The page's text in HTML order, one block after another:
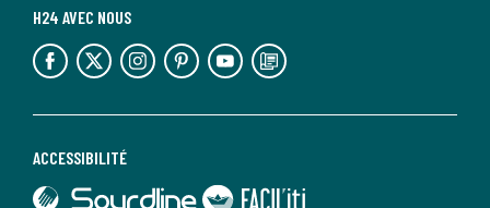
ACCESSIBILITÉ
lien vers Sourdline
lien vers Faciliti
H24 AVEC NOUS
lien vers l'espace réseaux sociaux lien vers l'espace réseaux sociaux lien vers l'espace réseaux sociaux lien vers l'espace réseaux sociaux lien vers l'espace réseaux sociaux lien vers le blog la redoute